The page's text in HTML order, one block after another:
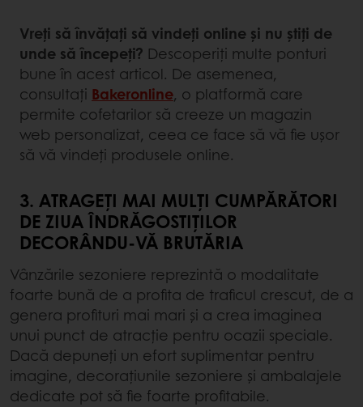
Vreți să învățați să vindeți online și nu știți de
unde să începeți? Descoperiți multe ponturi
bune în acest articol. De asemenea,
consultați Bakeronline, o platformă care
permite cofetarilor să creeze un magazin
web personalizat, ceea ce face să vă fie ușor
să vă vindeți produsele online.
3. ATRAGEȚI MAI MULȚI CUMPĂRĂTORI
DE ZIUA ÎNDRĂGOSTIȚILOR
DECORÂNDU-VĂ BRUTĂRIA
Vânzările sezoniere reprezintă o modalitate
foarte bună de a profita de traficul crescut, de a
genera profituri mai mari și a crea imaginea
unui punct de atracție pentru ocazii speciale.
Dacă depuneți un efort suplimentar pentru
imagine, decorațiunile sezoniere și ambalajele
dedicate pot să fie foarte profitabile.